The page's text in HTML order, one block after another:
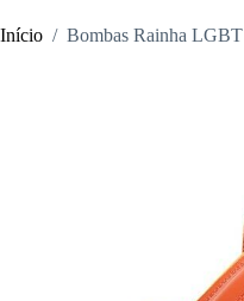
Início / Bombas Rainha LGBT